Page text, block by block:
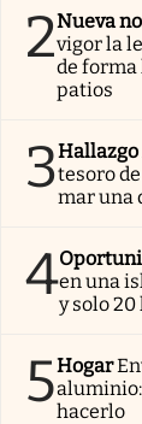
2Nueva
vigor la
de forma
patios
3Hallazgo
tesoro
mar una
4en una
y solo
5Hogar
hacerlo